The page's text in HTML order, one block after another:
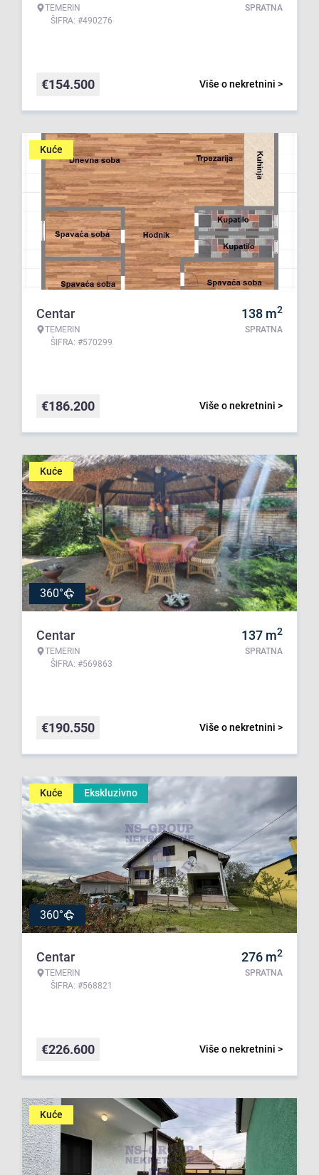
TEMERIN
ŠIFRA: #490276
SPRATNA
Više o nekretnini >
€154.500
Kuće
Centar
TEMERIN
ŠIFRA: #570299
138 m2
SPRATNA
Više o nekretnini >
€186.200
Kuće
360°
Centar
TEMERIN
ŠIFRA: #569863
137 m2
SPRATNA
Više o nekretnini >
€190.550
Kuće Ekskluzivno
360°
Centar
TEMERIN
ŠIFRA: #568821
276 m2
SPRATNA
Više o nekretnini >
€226.600
Kuće